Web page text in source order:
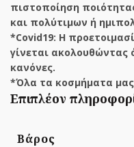
πιστοποίηση
και πολύτιμων ή
*Covid19: Η
γίνεται ακολουθώντας
κανόνες.
*Όλα τα κοσμήματα μας
Επιπλέον
Βάρος